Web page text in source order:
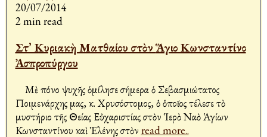
20/07/2014
2 min read
Στ’ Κυριακὴ Ματθαίου στὸν Ἅγιο Κωνσταντίνο
Ἀσπροπύργου
Μὲ πόνο ψυχῆς ὁμίλησε σήμερα ὁ Σεβασμιώτατος
Ποιμενάρχης μας, κ. Χρυσόστομος, ὁ ὁποῖος τέλεσε τὸ
μυστήριο τῆς Θείας Εὐχαριστίας στὸν Ἱερὸ Ναὸ Ἁγίων
Κωνσταντίνου καὶ Ἑλένης στὸν read more..